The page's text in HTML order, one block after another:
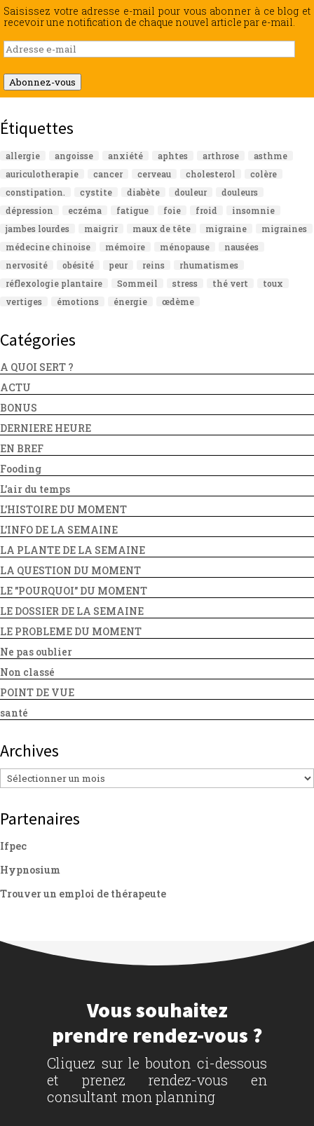
Saisissez votre adresse e-mail pour vous abonner à ce blog et
recevoir une notification de chaque nouvel article par e-mail.
Adresse
e-
mail
Abonnez-vous
Étiquettes
allergie angoisse anxiété aphtes arthrose
asthme
auriculotherapie
cancer cerveau cholesterol
colère
constipation.
cystite diabète douleur
douleurs
dépression
eczéma fatigue foie froid
insomnie
jambes lourdes
maigrir maux de tête migraine
migraines
médecine chinoise
mémoire ménopause
nausées
nervosité
obésité peur reins
rhumatismes
réflexologie plantaire
Sommeil stress thé vert
toux
vertiges
émotions énergie œdème
Catégories
A QUOI SERT ?
ACTU
BONUS
DERNIERE HEURE
EN BREF
Fooding
L'air du temps
L'HISTOIRE DU MOMENT
L'INFO DE LA SEMAINE
LA PLANTE DE LA SEMAINE
LA QUESTION DU MOMENT
LE "POURQUOI" DU MOMENT
LE DOSSIER DE LA SEMAINE
LE PROBLEME DU MOMENT
Ne pas oublier
Non classé
POINT DE VUE
santé
Archives
Archives
Partenaires
Ifpec
Hypnosium
Trouver un emploi de thérapeute
Vous souhaitez
prendre rendez-vous ?
Cliquez sur le bouton ci-dessous
et prenez rendez-vous en
consultant mon planning